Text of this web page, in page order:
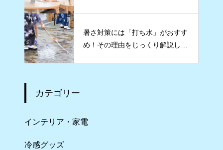
暑さ対策には「打ち水」がおすす
め！その理由をじっくり解説しま
カテゴリー
インテリア・家電
冷感グッズ